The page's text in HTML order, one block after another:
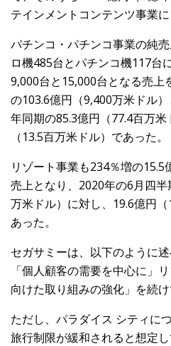
テインメントコンテンツ事業に
パチンコ・パチンコ事業の純
ロ機485台とパチンコ機117台
9,000台と15,000台となる売上
の103.6億円（9,400万米ドル
年同期の85.3億円（77.4百万
（13.5百万米ドル）であった。
リゾート事業も234％増の
売上となり、2020年の6月四
万米ドル）に対し、19.6億円
あった。
セガサミーは、以下のように
「個人顧客の需要を中心に」
向けた取り組みの強化」を続け
ただし、パラダイス シティに
旅行制限が緩和されると想定